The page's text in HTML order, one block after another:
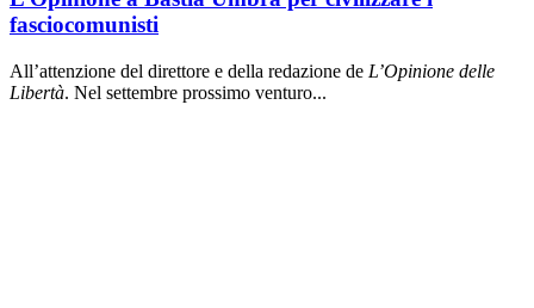
fasciocomunisti
All’attenzione del direttore e della redazione de L’Opinione delle
Libertà. Nel settembre prossimo venturo...